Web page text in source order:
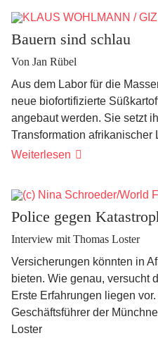
Bauern sind schlau
Von Jan Rübel
Aus dem Labor für die
neue biofortifizierte
angebaut werden. Sie setzt
Transformation afrikanischer
Weiterlesen Bauern
Police gegen
Interview mit Thomas Loster
Versicherungen könnten in
bieten. Wie genau, versucht
Erste Erfahrungen liegen
Geschäftsführer der
Loster